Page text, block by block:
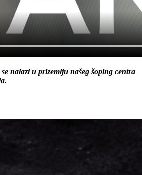
nalazi u prizemlju našeg šoping centra